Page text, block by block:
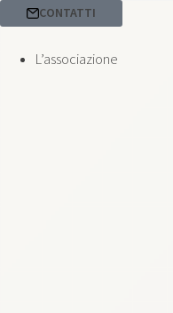
CONTATTI
L’associazione